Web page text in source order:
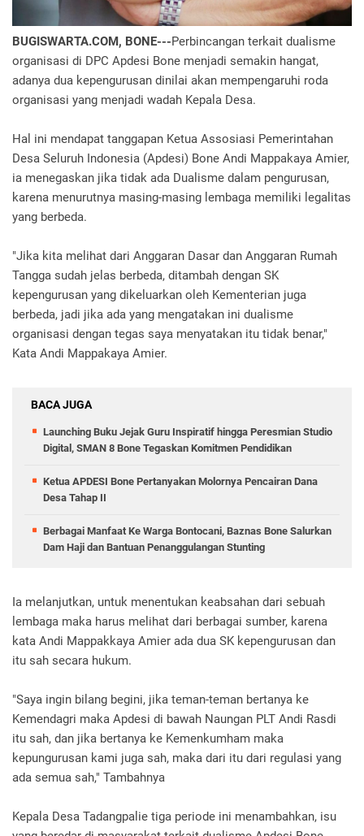
BUGISWARTA.COM, BONE---Perbincangan terkait dualisme
organisasi di DPC Apdesi Bone menjadi semakin hangat,
adanya dua kepengurusan dinilai akan mempengaruhi roda
organisasi yang menjadi wadah Kepala Desa.
Hal ini mendapat tanggapan Ketua Assosiasi Pemerintahan
Desa Seluruh Indonesia (Apdesi) Bone Andi Mappakaya Amier,
ia menegaskan jika tidak ada Dualisme dalam pengurusan,
karena menurutnya masing-masing lembaga memiliki legalitas
yang berbeda.
"Jika kita melihat dari Anggaran Dasar dan Anggaran Rumah
Tangga sudah jelas berbeda, ditambah dengan SK
kepengurusan yang dikeluarkan oleh Kementerian juga
berbeda, jadi jika ada yang mengatakan ini dualisme
organisasi dengan tegas saya menyatakan itu tidak benar,"
Kata Andi Mappakaya Amier.
BACA JUGA
Launching Buku Jejak Guru Inspiratif hingga Peresmian Studio
Digital, SMAN 8 Bone Tegaskan Komitmen Pendidikan
Ketua APDESI Bone Pertanyakan Molornya Pencairan Dana
Desa Tahap II
Berbagai Manfaat Ke Warga Bontocani, Baznas Bone Salurkan
Dam Haji dan Bantuan Penanggulangan Stunting
Ia melanjutkan, untuk menentukan keabsahan dari sebuah
lembaga maka harus melihat dari berbagai sumber, karena
kata Andi Mappakkaya Amier ada dua SK kepengurusan dan
itu sah secara hukum.
"Saya ingin bilang begini, jika teman-teman bertanya ke
Kemendagri maka Apdesi di bawah Naungan PLT Andi Rasdi
itu sah, dan jika bertanya ke Kemenkumham maka
kepungurusan kami juga sah, maka dari itu dari regulasi yang
ada semua sah," Tambahnya
Kepala Desa Tadangpalie tiga periode ini menambahkan, isu